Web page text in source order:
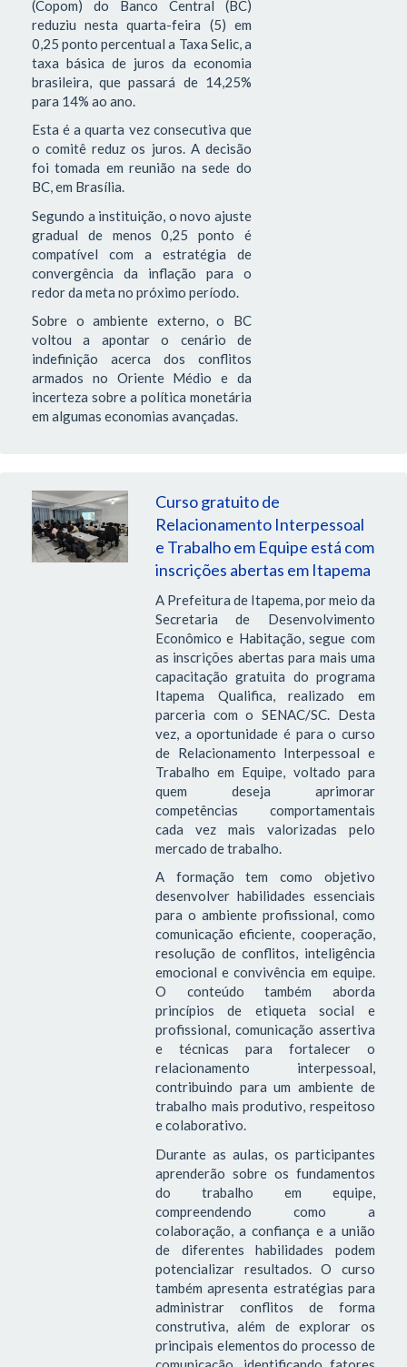
(Copom) do Banco Central (BC)
reduziu nesta quarta-feira (5) em
0,25 ponto percentual a Taxa Selic, a
taxa básica de juros da economia
brasileira, que passará de 14,25%
para 14% ao ano.
Esta é a quarta vez consecutiva que
o comitê reduz os juros. A decisão
foi tomada em reunião na sede do
BC, em Brasília.
Segundo a instituição, o novo ajuste
gradual de menos 0,25 ponto é
compatível com a estratégia de
convergência da inflação para o
redor da meta no próximo período.
Sobre o ambiente externo, o BC
voltou a apontar o cenário de
indefinição acerca dos conflitos
armados no Oriente Médio e da
incerteza sobre a política monetária
em algumas economias avançadas.
Curso gratuito de
Relacionamento Interpessoal
e Trabalho em Equipe está com
inscrições abertas em Itapema
A Prefeitura de Itapema, por meio da
Secretaria de Desenvolvimento
Econômico e Habitação, segue com
as inscrições abertas para mais uma
capacitação gratuita do programa
Itapema Qualifica, realizado em
parceria com o SENAC/SC. Desta
vez, a oportunidade é para o curso
de Relacionamento Interpessoal e
Trabalho em Equipe, voltado para
quem deseja aprimorar
competências comportamentais
cada vez mais valorizadas pelo
mercado de trabalho.
A formação tem como objetivo
desenvolver habilidades essenciais
para o ambiente profissional, como
comunicação eficiente, cooperação,
resolução de conflitos, inteligência
emocional e convivência em equipe.
O conteúdo também aborda
princípios de etiqueta social e
profissional, comunicação assertiva
e técnicas para fortalecer o
relacionamento interpessoal,
contribuindo para um ambiente de
trabalho mais produtivo, respeitoso
e colaborativo.
Durante as aulas, os participantes
aprenderão sobre os fundamentos
do trabalho em equipe,
compreendendo como a
colaboração, a confiança e a união
de diferentes habilidades podem
potencializar resultados. O curso
também apresenta estratégias para
administrar conflitos de forma
construtiva, além de explorar os
principais elementos do processo de